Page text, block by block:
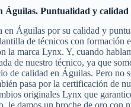
Águilas. Puntualidad y calidad
en Águilas por su calidad y
de técnicos con formación
la marca Lynx. Y, cuando
de nuestro técnico, ya que
de calidad en Águilas. Pero no
pasa por la certificación de
originales Lynx que
le damos un broche de oro con